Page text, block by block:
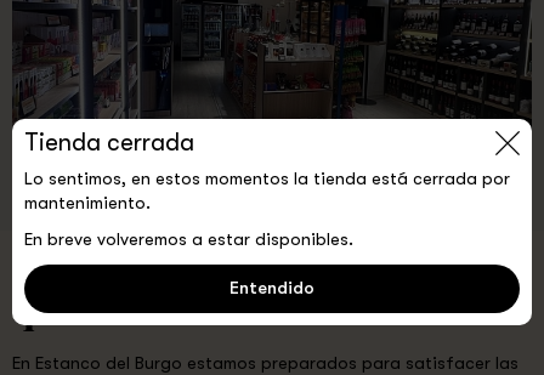
Elige la gama de producto
que necesites
En Estanco del Burgo estamos preparados para satisfacer las
Tienda cerrada
Lo sentimos, en estos momentos la tienda está cerrada por
mantenimiento.
En breve volveremos a estar disponibles.
Entendido